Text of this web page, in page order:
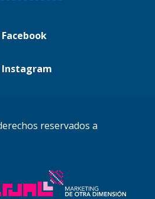
Facebook
Instagram
reservados a